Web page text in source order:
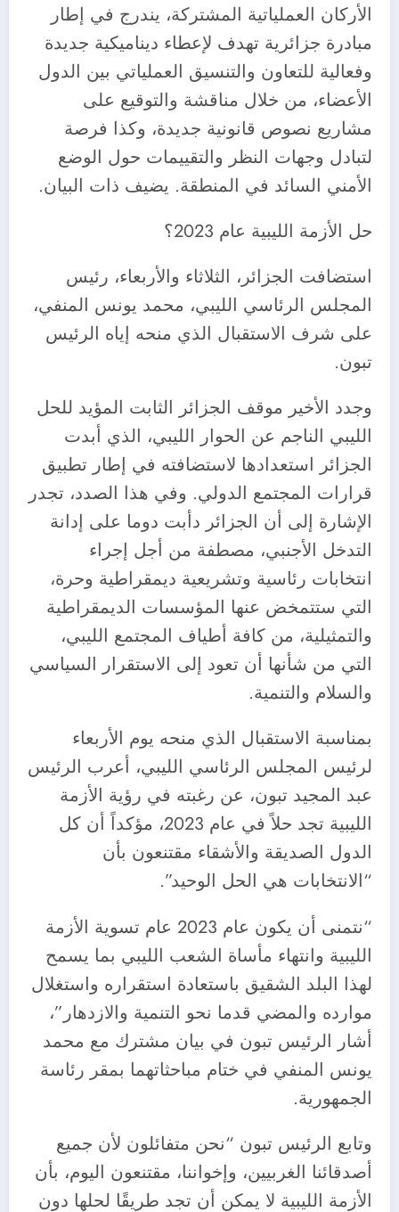
الأركان العملياتية المشتركة، يندرج في إطار
مبادرة جزائرية تهدف لإعطاء ديناميكية جديدة
وفعالية للتعاون والتنسيق العملياتي بين الدول
الأعضاء، من خلال مناقشة والتوقيع على
مشاريع نصوص قانونية جديدة، وكذا فرصة
لتبادل وجهات النظر والتقييمات حول الوضع
الأمني السائد في المنطقة. يضيف ذات البيان.
حل الأزمة الليبية عام 2023؟
استضافت الجزائر، الثلاثاء والأربعاء، رئيس
المجلس الرئاسي الليبي، محمد يونس المنفي،
على شرف الاستقبال الذي منحه إياه الرئيس
تبون.
وجدد الأخير موقف الجزائر الثابت المؤيد للحل
الليبي الناجم عن الحوار الليبي، الذي أبدت
الجزائر استعدادها لاستضافته في إطار تطبيق
قرارات المجتمع الدولي. وفي هذا الصدد، تجدر
الإشارة إلى أن الجزائر دأبت دوما على إدانة
التدخل الأجنبي، مصطفة من أجل إجراء
انتخابات رئاسية وتشريعية ديمقراطية وحرة،
التي ستتمخض عنها المؤسسات الديمقراطية
والتمثيلية، من كافة أطياف المجتمع الليبي،
التي من شأنها أن تعود إلى الاستقرار السياسي
والسلام والتنمية.
بمناسبة الاستقبال الذي منحه يوم الأربعاء
لرئيس المجلس الرئاسي الليبي، أعرب الرئيس
عبد المجيد تبون، عن رغبته في رؤية الأزمة
الليبية تجد حلاً في عام 2023، مؤكداً أن كل
الدول الصديقة والأشقاء مقتنعون بأن
“الانتخابات هي الحل الوحيد”.
“نتمنى أن يكون عام 2023 عام تسوية الأزمة
الليبية وانتهاء مأساة الشعب الليبي بما يسمح
لهذا البلد الشقيق باستعادة استقراره واستغلال
موارده والمضي قدما نحو التنمية والازدهار”،
أشار الرئيس تبون في بيان مشترك مع محمد
يونس المنفي في ختام مباحثاتهما بمقر رئاسة
الجمهورية.
وتابع الرئيس تبون “نحن متفائلون لأن جميع
أصدقائنا الغربيين، وإخواننا، مقتنعون اليوم، بأن
الأزمة الليبية لا يمكن أن تجد طريقًا لحلها دون